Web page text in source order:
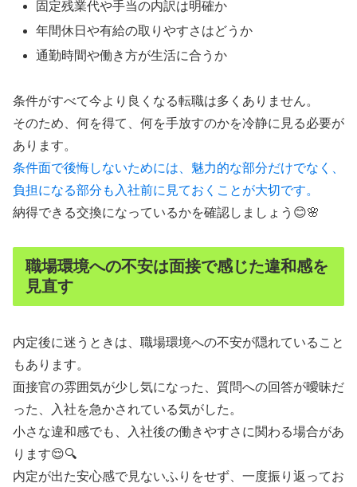
固定残業代や手当の内訳は明確か
年間休日や有給の取りやすさはどうか
通勤時間や働き方が生活に合うか
条件がすべて今より良くなる転職は多くありません。
そのため、何を得て、何を手放すのかを冷静に見る必要が
あります。
条件面で後悔しないためには、魅力的な部分だけでなく、
負担になる部分も入社前に見ておくことが大切です。
納得できる交換になっているかを確認しましょう😊🌸
職場環境への不安は面接で感じた違和感を
見直す
内定後に迷うときは、職場環境への不安が隠れていること
もあります。
面接官の雰囲気が少し気になった、質問への回答が曖昧だ
った、入社を急かされている気がした。
小さな違和感でも、入社後の働きやすさに関わる場合があ
ります😌🔍
内定が出た安心感で見ないふりをせず、一度振り返ってお